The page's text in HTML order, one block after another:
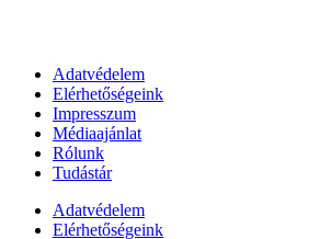
Adatvédelem
Elérhetőségeink
Impresszum
Médiaajánlat
Rólunk
Tudástár
Adatvédelem
Elérhetőségeink